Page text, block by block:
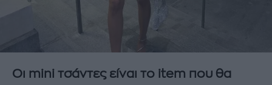
Οι mini τσάντες είναι το item που θα